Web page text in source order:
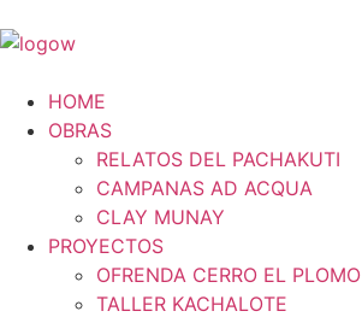
HOME
OBRAS
RELATOS DEL PACHAKUTI
CAMPANAS AD ACQUA
CLAY MUNAY
PROYECTOS
OFRENDA CERRO EL PLOMO
TALLER KACHALOTE